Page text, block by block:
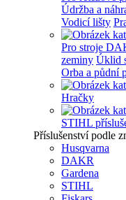
Údržba a
Vodicí lišty
Pro stroje
zeminy Úklid
Orba a půdní
Hračky
STIHL
Příslušenství podle
Husqvarna
DAKR
Gardena
STIHL